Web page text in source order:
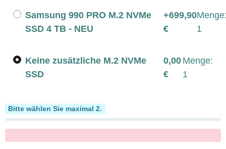
Samsung 990 PRO M.2 NVMe
SSD 4 TB - NEU
+699,90
€
1
Keine zusätzliche M.2 NVMe
SSD
0,00
€
Menge:
1
SSD 2.5" SATA
Bitte wählen Sie maximal 2.
x